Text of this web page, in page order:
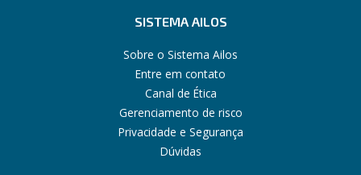
SISTEMA AILOS
Sobre o Sistema Ailos
Entre em contato
Canal de Ética
Gerenciamento de risco
Privacidade e Segurança
Dúvidas